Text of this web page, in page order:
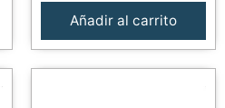
Añadir al carrito